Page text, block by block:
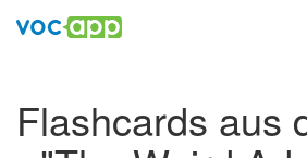
Flashcards aus